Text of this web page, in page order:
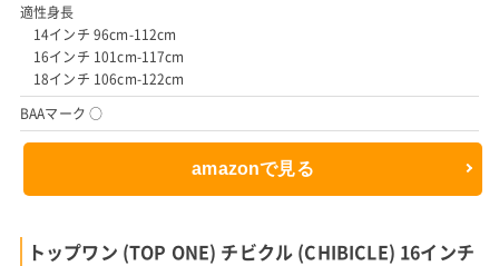
適性身長
14インチ 96cm-112cm
16インチ 101cm-117cm
18インチ 106cm-122cm
BAAマーク ○
amazonで見る
トップワン (TOP ONE) チビクル (CHIBICLE) 16インチ